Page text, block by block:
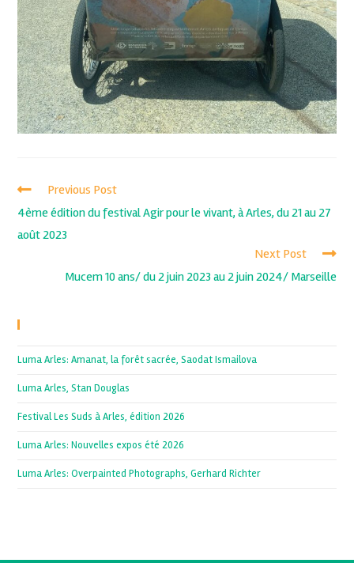
Previous Post
4ème édition du festival Agir pour le vivant, à Arles, du 21 au 27
août 2023
Next Post
Mucem 10 ans/ du 2 juin 2023 au 2 juin 2024/ Marseille
Luma Arles: Amanat, la forêt sacrée, Saodat Ismailova
Luma Arles, Stan Douglas
Festival Les Suds à Arles, édition 2026
Luma Arles: Nouvelles expos été 2026
Luma Arles: Overpainted Photographs, Gerhard Richter